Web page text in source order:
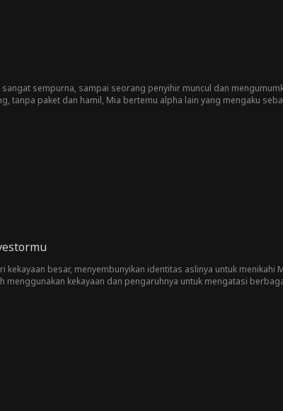
sempurna, sampai seorang penyihir muncul dan
tanpa paket dan hamil, Mia bertemu alpha lain yang mengaku
kekayaan besar, menyembunyikan identitas aslinya untuk
kekayaan dan pengaruhnya untuk mengatasi berbagai